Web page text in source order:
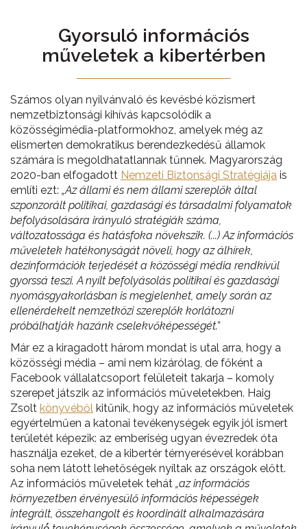
Gyorsuló információs
műveletek a kibertérben
Számos olyan nyilvánvaló és kevésbé közismert
nemzetbiztonsági kihívás kapcsolódik a
közösségimédia-platformokhoz, amelyek még az
elismerten demokratikus berendezkedésű államok
számára is megoldhatatlannak tűnnek. Magyarország
2020-ban elfogadott Nemzeti Biztonsági Stratégiája is
említi ezt: „Az állami és nem állami szereplők által
szponzorált politikai, gazdasági és társadalmi folyamatok
befolyásolására irányuló stratégiák száma,
változatossága és hatásfoka növekszik. (...) Az információs
műveletek hatékonyságát növeli, hogy az álhírek,
dezinformációk terjedését a közösségi média rendkívül
gyorssá teszi. A nyílt befolyásolás politikai és gazdasági
nyomásgyakorlásban is megjelenhet, amely során az
ellenérdekelt nemzetközi szereplők korlátozni
próbálhatják hazánk cselekvőképességét.”
Már ez a kiragadott három mondat is utal arra, hogy a
közösségi média – ami nem kizárólag, de főként a
Facebook vállalatcsoport felületeit takarja – komoly
szerepet játszik az információs műveletekben. Haig
Zsolt könyvéből kitűnik, hogy az információs műveletek
egyértelműen a katonai tevékenységek egyik jól ismert
területét képezik: az emberiség ugyan évezredek óta
használja ezeket, de a kibertér térnyerésével korábban
soha nem látott lehetőségek nyíltak az országok előtt.
Az információs műveletek tehát „az információs
környezetben érvényesülő információs képességek
integrált, összehangolt és koordinált alkalmazására